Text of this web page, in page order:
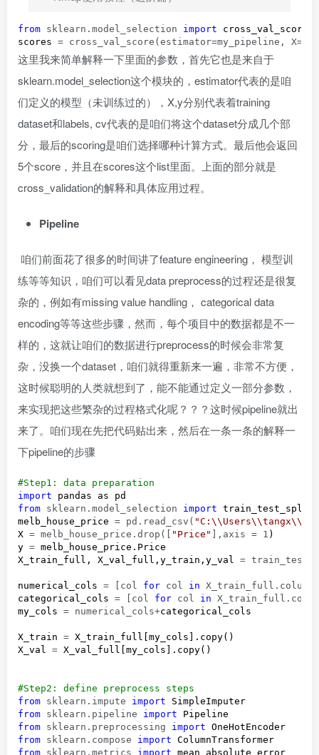
from sklearn.model_selection import cross_val_score
scores = cross_val_score(estimator=my_pipeline,
这里我来简单解释一下里面的参数，首先它也是来自于
sklearn.model_selection这个模块的，estimator代表的是咱
们定义的模型（未训练过的），X,y分别代表着training
dataset和labels, cv代表的是咱们将这个dataset分成几个部
分，最后的scoring是咱们选择哪种计算方式。最后他会返回
5个score，并且在scores这个list里面。上面的部分就是
cross_validation的解释和具体应用过程。
Pipeline
咱们前面花了很多的时间讲了feature engineering， 模型训
练等等知识，咱们可以看见data preprocess的过程还是很复
杂的，例如有missing value handling， categorical data
encoding等等这些步骤，然而，每个项目中的数据都是不一
样的，这就让咱们的数据进行preprocess的时候会非常复
杂，没换一个dataset，咱们就得重新来一遍，非常不方便，
这时候聪明的人类就想到了，能不能通过定义一部分参数，
来实现把这些繁杂的过程格式化呢？？？这时候pipeline就出
来了。咱们现在先把代码贴出来，然后在一条一条的解释一
下pipeline的步骤
#Step1: data preparation
import
from sklearn.model_selection import train_test_split
melb_house_price = pd.read_csv( "
X = melb_house_price.drop([ " Price " ],axis = 1 )
y = melb_house_price.Price
X_train_full, X_val_full,y_train,y_val =
numerical_cols = [col for col in
categorical_cols = [col for col in
my_cols = numerical_cols+categorical_cols
X_train = X_train_full[my_cols].copy()
X_val = X_val_full[my_cols].copy()
#Step2: define preprocess steps
from sklearn.impute import
from sklearn.pipeline import
from sklearn.preprocessing import
from sklearn.compose import
from sklearn.metrics import